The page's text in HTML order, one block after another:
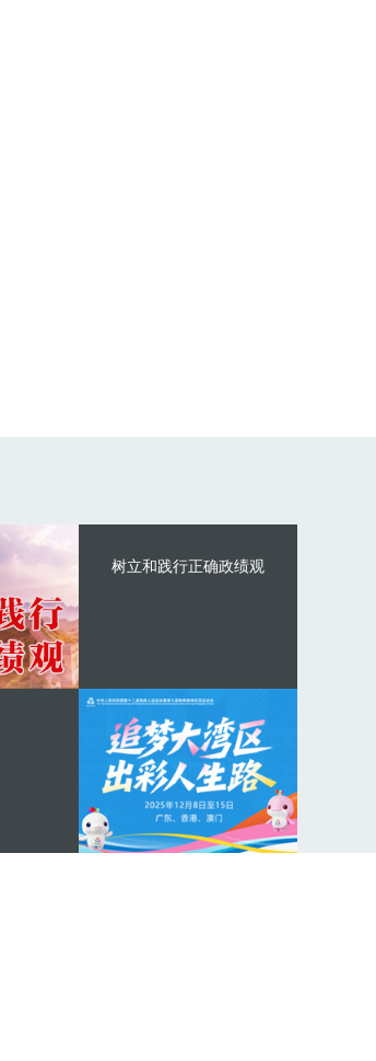
树立和践行正确政绩观